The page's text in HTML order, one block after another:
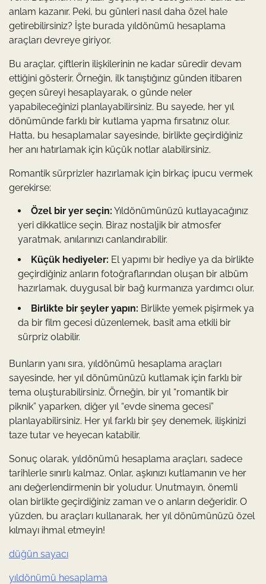
anlam kazanır. Peki, bu günleri nasıl daha özel hale
getirebilirsiniz? İşte burada yıldönümü hesaplama
araçları devreye giriyor.
Bu araçlar, çiftlerin ilişkilerinin ne kadar süredir devam
ettiğini gösterir. Örneğin, ilk tanıştığınız günden itibaren
geçen süreyi hesaplayarak, o günde neler
yapabileceğinizi planlayabilirsiniz. Bu sayede, her yıl
dönümünde farklı bir kutlama yapma fırsatınız olur.
Hatta, bu hesaplamalar sayesinde, birlikte geçirdiğiniz
her anı hatırlamak için küçük notlar alabilirsiniz.
Romantik sürprizler hazırlamak için birkaç ipucu vermek
gerekirse:
Özel bir yer seçin: Yıldönümünüzü kutlayacağınız
yeri dikkatlice seçin. Biraz nostaljik bir atmosfer
yaratmak, anılarınızı canlandırabilir.
Küçük hediyeler: El yapımı bir hediye ya da birlikte
geçirdiğiniz anların fotoğraflarından oluşan bir albüm
hazırlamak, duygusal bir bağ kurmanıza yardımcı olur.
Birlikte bir şeyler yapın: Birlikte yemek pişirmek ya
da bir film gecesi düzenlemek, basit ama etkili bir
sürpriz olabilir.
Bunların yanı sıra, yıldönümü hesaplama araçları
sayesinde, her yıl dönümünüzü kutlamak için farklı bir
tema oluşturabilirsiniz. Örneğin, bir yıl “romantik bir
piknik” yaparken, diğer yıl “evde sinema gecesi”
planlayabilirsiniz. Her yıl farklı bir şey denemek, ilişkinizi
taze tutar ve heyecan katabilir.
Sonuç olarak, yıldönümü hesaplama araçları, sadece
tarihlerle sınırlı kalmaz. Onlar, aşkınızı kutlamanın ve her
anı değerlendirmenin bir yoludur. Unutmayın, önemli
olan birlikte geçirdiğiniz zaman ve o anların değeridir. O
yüzden, bu araçları kullanarak, her yıl dönümünüzü özel
kılmayı ihmal etmeyin!
düğün sayacı
yıldönümü hesaplama